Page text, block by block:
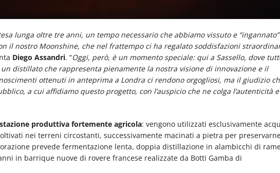
lunga oltre tre anni, un tempo necessario che abbiamo vissuto e “ingannato”
il nostro Moonshine, che nel frattempo ci ha regalato soddisfazioni
Diego Assandri. “Oggi, però, è un momento speciale: qui a Sassello, dove
distillato che rappresenta pienamente la nostra visione di innovazione e il
ottenuti in anteprima a Londra ci rendono orgogliosi, ma il giudizio
a cui affidiamo questo progetto, con l’auspicio che ne colga l’autenticità
produttiva fortemente agricola: vengono utilizzati esclusivamente
nei terreni circostanti, successivamente macinati a pietra per
prevede fermentazione lenta, doppia distillazione in alambicchi di
in barrique nuove di rovere francese realizzate da Botti Gamba di